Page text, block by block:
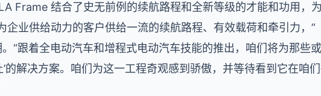
Frame 结合了史无前例的续航路程和全新等级的才能和功用，
业供给动力的客户供给一流的续航路程、有效载荷和牵引力，”
“跟着全电动汽车和增程式电动汽车技能的推出，咱们将为那些
的解决方案。咱们为这一工程奇观感到骄傲，并等待看到它在咱